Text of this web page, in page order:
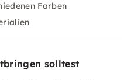
Farben
solltest